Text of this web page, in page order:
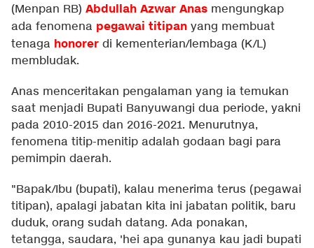
(Menpan RB) Abdullah Azwar Anas mengungkap
ada fenomena pegawai titipan yang membuat
tenaga honorer di kementerian/lembaga (K/L)
membludak.
Anas menceritakan pengalaman yang ia temukan
saat menjadi Bupati Banyuwangi dua periode, yakni
pada 2010-2015 dan 2016-2021. Menurutnya,
fenomena titip-menitip adalah godaan bagi para
pemimpin daerah.
"Bapak/Ibu (bupati), kalau menerima terus (pegawai
titipan), apalagi jabatan kita ini jabatan politik, baru
duduk, orang sudah datang. Ada ponakan,
tetangga, saudara, 'hei apa gunanya kau jadi bupati